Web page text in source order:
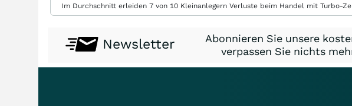
Im Durchschnitt erleiden 7 von 10 Kleinanlegern Verluste beim Handel mit
Newsletter
Abonnieren Sie unsere
verpassen Sie nichts